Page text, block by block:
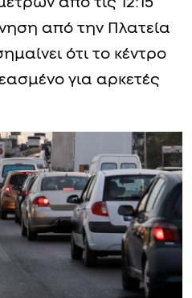
από τις 12:15
από την Πλατεία
ότι το κέντρο
για αρκετές